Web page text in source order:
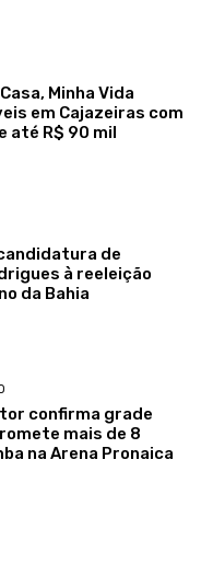
Minha Vida
em Cajazeiras com
até R$ 90 mil
de
à reeleição
da Bahia
confirma grade
mais de 8
na Arena Pronaica